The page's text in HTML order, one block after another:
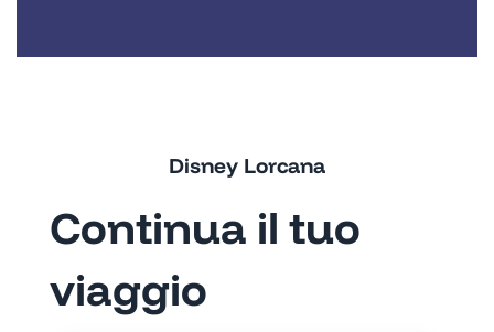
Disney Lorcana
Continua il tuo
viaggio